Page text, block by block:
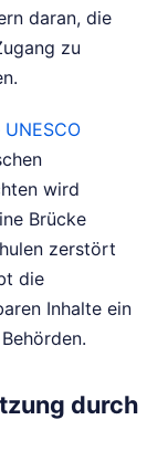
daran, die
zu
UNESCO
wird
Brücke
zerstört
die
Inhalte ein
durch